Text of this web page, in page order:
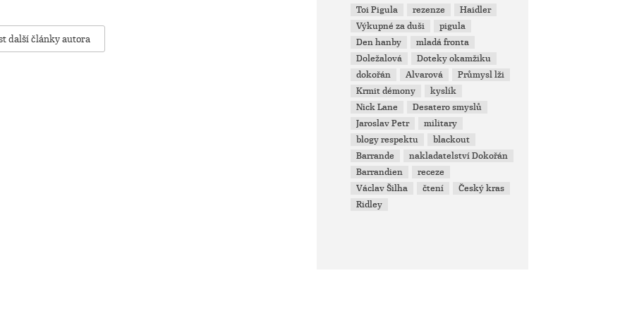
další články autora
Toi Pigula rezenze
Haidler
Výkupné za duši
pigula
Den hanby
mladá fronta
Doležalová
Doteky okamžiku
dokořán
Alvarová
Průmysl lži
Krmit démony
kyslík
Nick Lane
Desatero smyslů
Jaroslav Petr
military
blogy respektu
blackout
Barrande
nakladatelství Dokořán
Barrandien
receze
Václav Šilha
čtení
Český kras
Ridley